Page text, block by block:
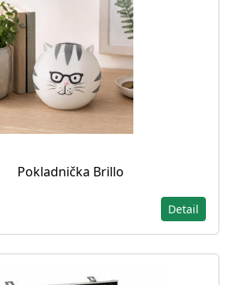
Pokladnička Brillo
Detail